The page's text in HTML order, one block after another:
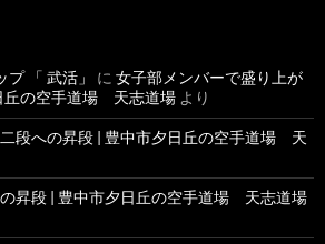
「 武活」 に 女子部メンバーで盛り上が
丘の空手道場 天志道場 より
二段への昇段 | 豊中市夕日丘の空手道場 天
昇段 | 豊中市夕日丘の空手道場 天志道場